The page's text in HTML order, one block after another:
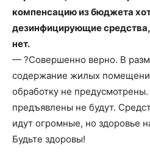
компенсацию из бюджета
дезинфицирующие
нет.
— ?Совершенно верно. В
содержание жилых
обработку не
предъявлены не будут.
идут огромные, но здоровье
Будьте здоровы!